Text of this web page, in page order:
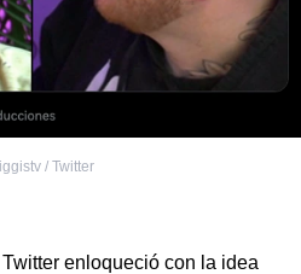
/ Twitter
enloqueció con la idea